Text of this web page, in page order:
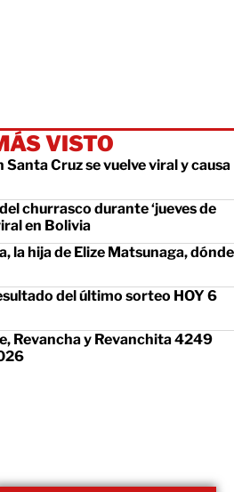
VISTO
Cruz se vuelve viral y causa
churrasco durante ‘jueves de
en Bolivia
la hija de Elize Matsunaga, dónde
del último sorteo HOY 6
Revancha y Revanchita 4249